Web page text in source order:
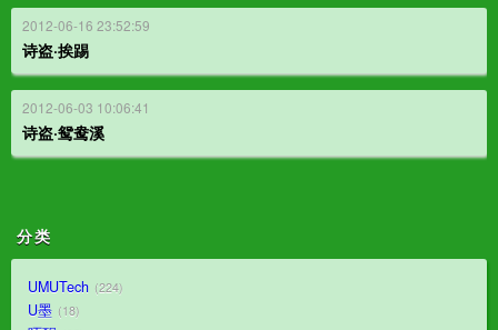
2012-06-16 23:52:59
诗盗·挨踢
2012-06-03 10:06:41
诗盗·鸳鸯溪
分类
UMUTech 224
U墨 18